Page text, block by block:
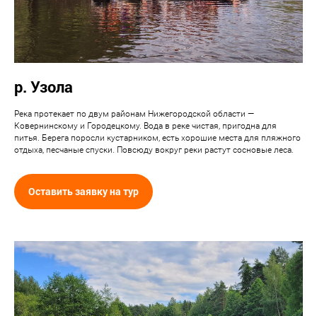
р. Узола
Река протекает по двум районам Нижегородской области —
Ковернинскому и Городецкому. Вода в реке чистая, пригодна для
питья. Берега поросли кустарником, есть хорошие места для пляжного
отдыха, песчаные спуски. Повсюду вокруг реки растут сосновые леса.
Оставить заявку на тур